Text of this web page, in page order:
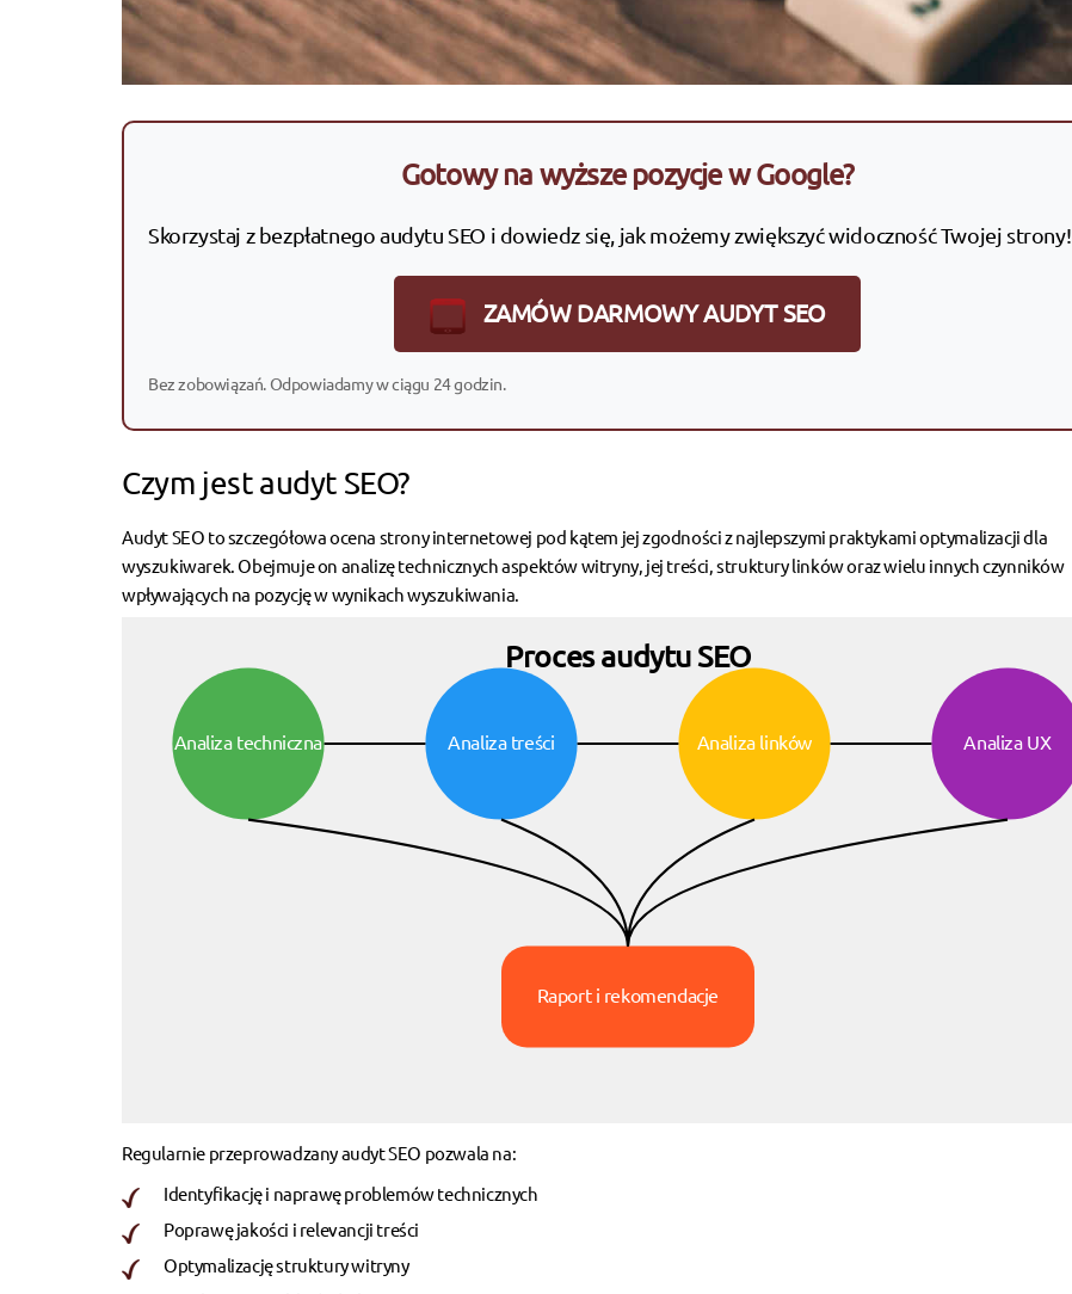
Gotowy na wyższe pozycje w Google?
Skorzystaj z bezpłatnego audytu SEO i dowiedz się, jak możemy zwiększyć widoczność Twojej strony!
ZAMÓW DARMOWY AUDYT SEO
Bez zobowiązań. Odpowiadamy w ciągu 24 godzin.
Czym jest audyt SEO?
Audyt SEO to szczegółowa ocena strony internetowej pod kątem jej zgodności z najlepszymi praktykami optymalizacji dla
wyszukiwarek. Obejmuje on analizę technicznych aspektów witryny, jej treści, struktury linków oraz wielu innych czynników
wpływających na pozycję w wynikach wyszukiwania.
Proces audytu SEO
Analiza techniczna Analiza treści Analiza linków Analiza UX
Raport i rekomendacje
Regularnie przeprowadzany audyt SEO pozwala na:
Identyfikację i naprawę problemów technicznych
Poprawę jakości i relevancji treści
Optymalizację struktury witryny